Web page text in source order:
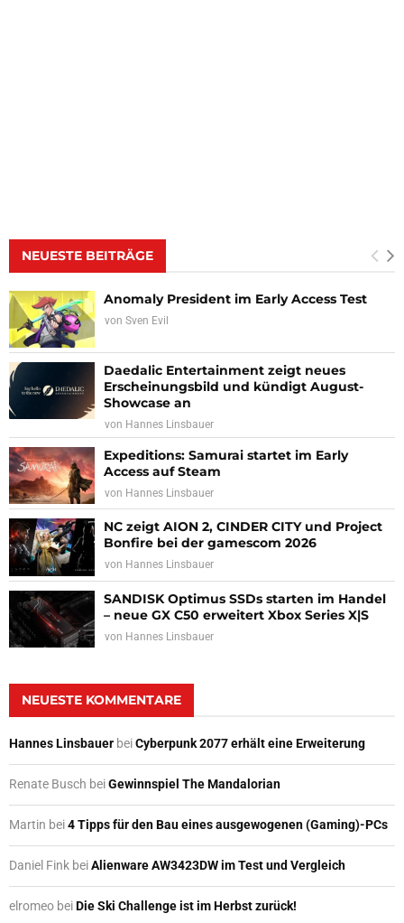
NEUESTE BEITRÄGE
Anomaly President im Early Access Test
von Sven Evil
Daedalic Entertainment zeigt neues
Erscheinungsbild und kündigt August-
Showcase an
von Hannes Linsbauer
Expeditions: Samurai startet im Early
Access auf Steam
von Hannes Linsbauer
NC zeigt AION 2, CINDER CITY und Project
Bonfire bei der gamescom 2026
von Hannes Linsbauer
SANDISK Optimus SSDs starten im Handel
– neue GX C50 erweitert Xbox Series X|S
von Hannes Linsbauer
NEUESTE KOMMENTARE
Hannes Linsbauer beiCyberpunk 2077 erhält eine Erweiterung
Renate Busch beiGewinnspiel The Mandalorian
Martin bei4 Tipps für den Bau eines ausgewogenen (Gaming)-PCs
Daniel Fink beiAlienware AW3423DW im Test und Vergleich
elromeo beiDie Ski Challenge ist im Herbst zurück!